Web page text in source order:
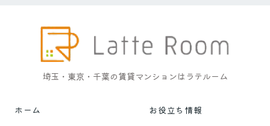
埼玉・東京・千葉の賃貸マンションはラテルーム
ホーム
お役立ち情報